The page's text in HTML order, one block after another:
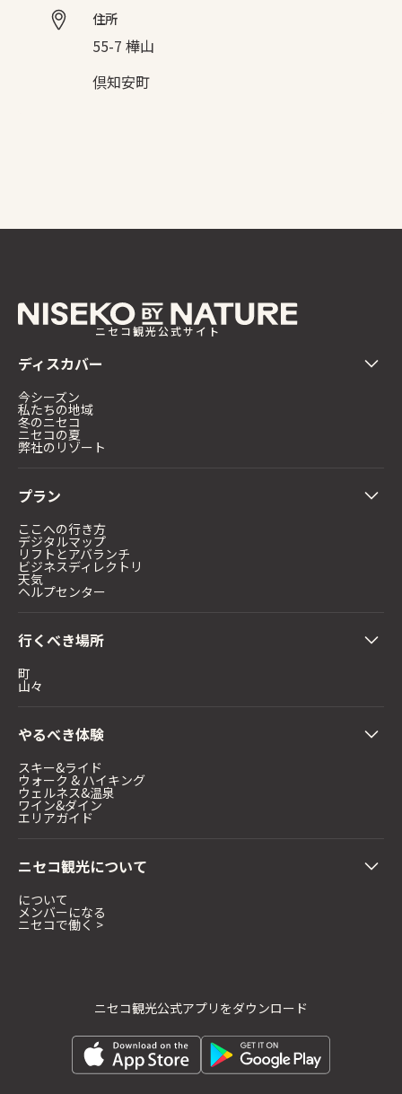
住所
55-7 樺山
倶知安町
ニセコ観光公式サイト
ディスカバー
今シーズン
私たちの地域
冬のニセコ
ニセコの夏
弊社のリゾート
プラン
ここへの行き方
デジタルマップ
リフトとアバランチ
ビジネスディレクトリ
天気
ヘルプセンター
行くべき場所
町
山々
やるべき体験
スキー&ライド
ウォーク & ハイキング
ウェルネス&温泉
ワイン&ダイン
エリアガイド
ニセコ観光について
について
メンバーになる
ニセコで働く >
ニセコ観光公式アプリをダウンロード